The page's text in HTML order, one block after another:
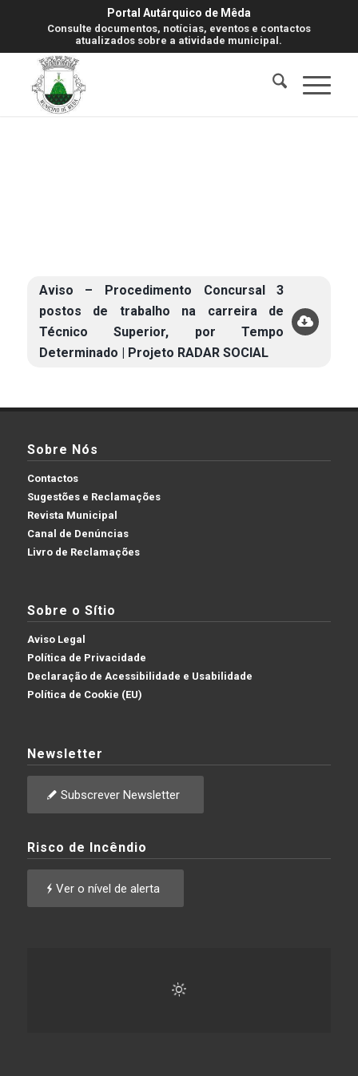
Portal Autárquico de Mêda
Consulte documentos, notícias, eventos e contactos
atualizados sobre a atividade municipal.
Aviso – Procedimento Concursal 3
postos de trabalho na carreira de
Técnico Superior, por Tempo
Determinado | Projeto RADAR SOCIAL
Sobre Nós
Contactos
Sugestões e Reclamações
Revista Municipal
Canal de Denúncias
Livro de Reclamações
Sobre o Sítio
Aviso Legal
Política de Privacidade
Declaração de Acessibilidade e Usabilidade
Política de Cookie (EU)
Newsletter
Subscrever Newsletter
Risco de Incêndio
Ver o nível de alerta